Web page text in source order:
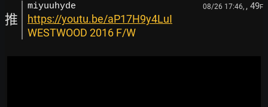
推
miyuuhyde 08/26 17:46, , 49F
https://youtu.be/aP17H9y4LuI
WESTWOOD 2016 F/W